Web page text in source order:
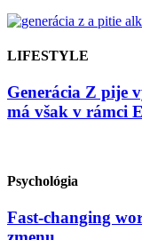
LIFESTYLE
Generácia Z pije
má však v rámci
Psychológia
Fast-changing